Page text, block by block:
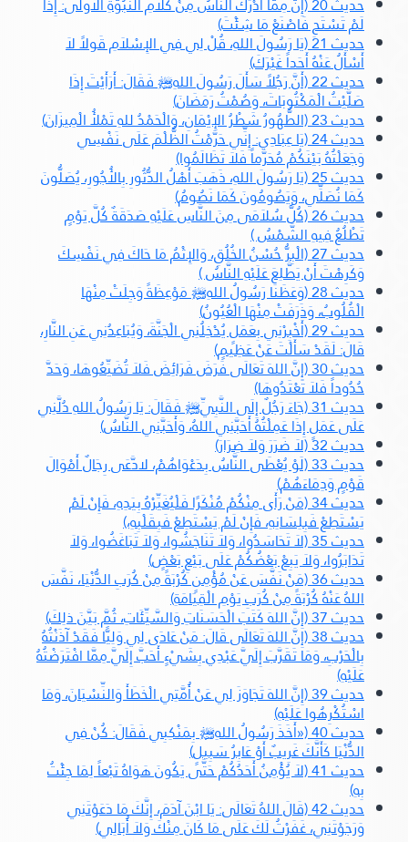
لَمْ تَسْتَحِ فَاصْنَعْ مَا شِئْتَ)
حديث 21 (يَا رَسُولَ اللهِ، قُلْ لِي فِي الإِسْلاَمِ قَولاً لاَ
أَسْأَلُ عَنْهُ أَحَداً غَيْرَكَ)
حديث 22 (أَنَّ رَجُلاً سَأَلَ رَسُولَ اللهِ ﷺ‬فَقَالَ: أَرَأَيْتَ إِذَا
صَلَّيْتُ الْمَكْتُوبَاتَ، وَصُمْتُ رَمَضَانَ)
حديث 23 (الطُّهُورُ شَطْرُ الإِيْمَانِ، وَالْحَمْدُ للهِ تَمْلأُ الْمِيزَانَ)
حديث 24 (يَا عِبَادِي: إِنِّي حَرَّمْتُ الظُّلْمَ عَلَى نَفْسِي
وَجَعَلْتُهُ بَيْنَكُمْ مُحَرَّماً فَلاَ تَظَالَمُوا)
حديث 25 (يَا رَسُولَ اللهِ، ذَهَبَ أَهْلُ الدُّثُورِ بِالأُجُورِ، يُصَلُّونَ
كَمَا نُصَلِّي، وَيَصُومُونَ كَمَا نَصُومُ)
حديث 26 (كُلُّ سُلاَمَى مِنَ النَّاسِ عَلَيْهِ صَدَقَةٌ كُلَّ يَوْمٍ
تَطْلُعُ فِيهِ الشَّمْسُ )
حديث 27 (الْبِرُّ حُسْنُ الخُلُقِ، وَالإِثْمُ مَا حَاكَ فِي نَفْسِكَ
وَكَرِهْتَ أَنْ يَطَّلِعَ عَلَيْهِ النَّاسُ )
حديث 28 (وَعَظَنَا رَسُولُ اللهِ ﷺ‬مَوْعِظَةً وَجِلَتْ مِنْهَا
الْقُلُوبُ، وَذَرَفَتْ مِنْهَا الْعُيُونُ)
حديث 29 (أَخْبِرْنِي بِعَمَلٍ يُدْخِلُنِي الْجَنَّةَ، وَيُبَاعِدُنِي عَنِ النَّارِ،
قَالَ: لَقَدْ سَأَلْتَ عَنْ عَظِيمٍ)
حديث 30 (إِنَّ اللهَ تَعَالَى فَرَضَ فَرَائِضَ فَلاَ تُضَيِّعُوهَا، وَحَدَّ
حُدُوداً فَلاَ تَعْتَدُوهَا)
حديث 31 (جَاءَ رَجُلٌ إِلَى النَّبِيِّ ﷺ‬فَقَالَ: يَا رَسُولُ اللهِ دُلَّنِي
عَلَى عَمَلٍ إِذَا عَمِلْتُهُ أَحَبَّنِي اللهُ، وَأَحَبَّنِي النَّاسُ)
حديث 32 (لاَ ضَرَرَ وَلاَ ضِرَارَ)
حديث 33 (لَوْ يُعْطَى النَّاسُ بِدَعْوَاهُمْ، لادَّعَى رِجَالٌ أَمْوَالَ
قَوْمٍ وَدِمَاءَهُمْ)
حديث 34 (مَنْ رَأَى مِنْكُمْ مُنْكَرًا فَلْيُغَيِّرْهُ بِيَدِهِ، فَإِنْ لَمْ
يَسْتَطِعْ فَبِلِسَانِهِ، فَإِنْ لَمْ يَسْتَطِعْ فَبِقَلْبِهِ،)
حديث 35 (لاَ تَحَاسَدُوا، وَلاَ تَنَاجَشُوا، وَلاَ تَبَاغَضُوا، وَلاَ
تَدَابَرُوا، وَلاَ يَبِعْ بَعْضُكُمْ عَلَى بَيْعِ بَعْضٍ)
حديث 36 (مَنْ نَفَّسَ عَنْ مُؤْمِنٍ كُرْبَةً مِنْ كُرَبِ الدُّنْيَا، نَفَّسَ
اللهُ عَنْهُ كُرْبَةً مِنْ كُرَبِ يَوْمِ الْقِيَامَةِ)
حديث 37 (إِنَّ اللهَ كَتَبَ الْحَسَنَاتِ وَالسَّيِّئَاتِ، ثُمَّ بَيَّنَ ذلِكَ)
حديث 38 (إِنَّ اللهَ تَعَالَى قَالَ: مَنْ عَادَى لِي وَلِيًّا فَقَدْ آذَنْتُهُ
بِالْحَرْبِ، وَمَا تَقَرَّبَ إِلَيَّ عَبْدِي بِشَيْءٍ أَحَبَّ إِلَيَّ مِمَّا افْتَرَضْتُهُ
عَلَيْهِ)
حديث 39 (إِنَّ اللهَ تَجَاوَزَ لِي عَنْ أُمَّتِي الْخَطَأَ وَالنِّسْيَانَ، وَمَا
اسْتُكْرِهُوا عَلَيْهِ)
حديث 40 («أَخَذَ رَسُولُ اللهِ ﷺ‬بِمَنْكِبِي فَقَالَ: كُنْ فِي
الدُّنْيَا كَأَنَّكَ غَرِيبٌ أَوْ عَابِرُ سَبِيلٍ)
حديث 41 (لاَ يُؤْمِنُ أَحَدُكُمْ حَتَّى يَكُونَ هَوَاهُ تَبْعاً لِمَا جِئْتُ
بِهِ)
حديث 42 (قَالَ اللهُ تَعَالَى: يَا ابْنَ آدَمَ، إِنَّكَ مَا دَعَوْتَنِي
وَرَجَوْتَنِي، غَفَرْتُ لَكَ عَلَى مَا كَانَ مِنْكَ وَلاَ أُبَالِي)